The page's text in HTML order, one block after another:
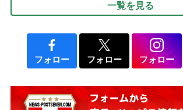
一覧を見る
フォロー フォロー フォロー